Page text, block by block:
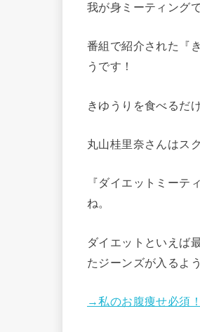
我が身ミーティング
番組で紹介された『
うです！
きゆうりを食べるだ
丸山桂里奈さんはス
『ダイエットミーテ
ね。
ダイエットといえば
たジーンズが入るよ
→私のお腹痩せ必須